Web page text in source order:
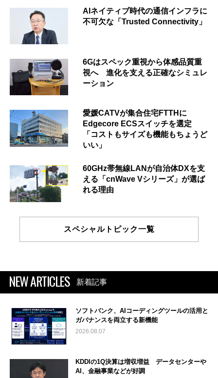
AIネイティブ時代の通信インフラに
不可欠な「Trusted Connectivity」
6Gはスペック重視から体感品質重
視へ 進化を支える正確なシミュレ
ーション
愛媛CATVが集合住宅FTTHに
Edgecore ECSスイッチを選定
「コストもサイズも機能もちょうど
いい」
60GHz帯無線LANが自治体DXを支
える「cnWave Vシリーズ」が選ば
れる理由
スペシャルトピック一覧
NEW ARTICLES 新着記事
ソフトバンク、AIコーディングツールの活用と
ガバナンスを両立する新機能
2026.08.07
KDDIの1Q決算は増収増益 データセンターや
AI、金融事業などが好調